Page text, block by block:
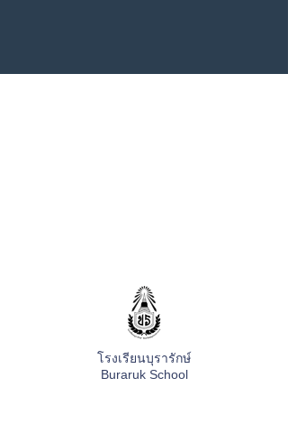
โรงเรียนบุรารักษ์
Buraruk School